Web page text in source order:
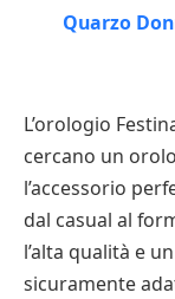
L’orologio
cercano un
l’accessorio
dal casual al
l’alta qualità e
sicuramente